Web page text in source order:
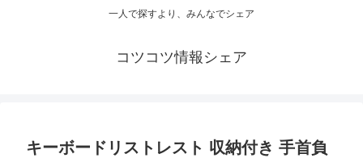
一人で探すより、みんなでシェア
コツコツ情報シェア
キーボードリストレスト 収納付き 手首負